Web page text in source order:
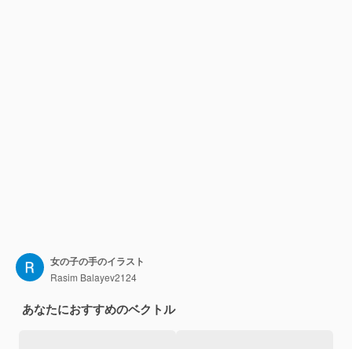
女の子の手のイラスト
Rasim Balayev2124
あなたにおすすめのベクトル